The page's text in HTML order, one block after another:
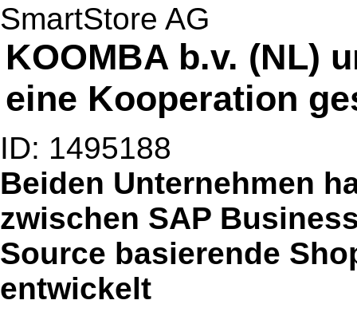
SmartStore AG
KOOMBA b.v. (NL)
eine Kooperation
ID: 1495188
Beiden Unternehmen
zwischen SAP
Source basierende
entwickelt